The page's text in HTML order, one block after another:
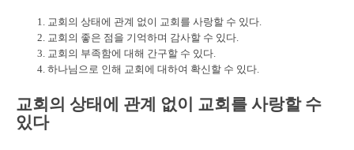
교회의 상태에 관계 없이 교회를 사랑할 수 있다.
교회의 좋은 점을 기억하며 감사할 수 있다.
교회의 부족함에 대해 간구할 수 있다.
하나님으로 인해 교회에 대하여 확신할 수 있다.
교회의 상태에 관계 없이 교회를 사랑할 수
있다